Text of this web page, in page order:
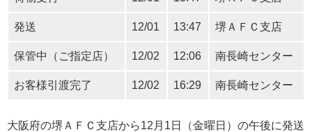
発送 12/01 13:47 堺ＡＦＣ支店
保管中（ご指定店） 12/02 12:06 南長崎センター
お客様引渡完了 12/02 16:29 南長崎センター
大阪府の堺ＡＦＣ支店から12月1日（金曜日）の午後に発送